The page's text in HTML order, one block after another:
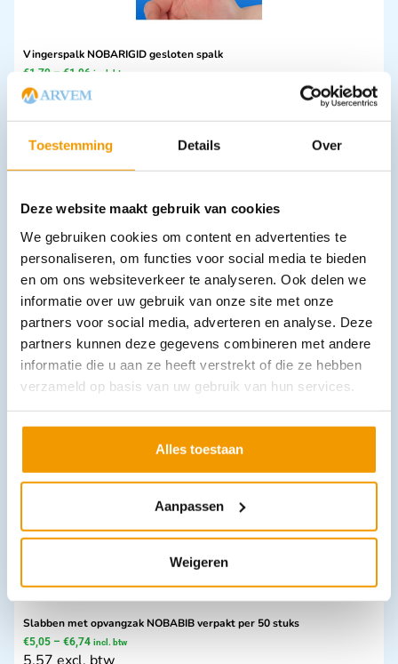
Toestemming Details Over
Deze website maakt gebruik van cookies
We gebruiken cookies om content en advertenties te
personaliseren, om functies voor social media te bieden
en om ons websiteverkeer te analyseren. Ook delen we
informatie over uw gebruik van onze site met onze
partners voor social media, adverteren en analyse. Deze
partners kunnen deze gegevens combineren met andere
informatie die u aan ze heeft verstrekt of die ze hebben
verzameld op basis van uw gebruik van hun services.
Alles toestaan
Aanpassen
Weigeren
Vingerspalk NOBARIGID gesloten spalk
€1,79 – €1,96 incl. btw
1.48 excl. btw
Opties bekijken
Leverbaar
Massage olie Chemotherm
19,30 € 192,39
15.95 excl. btw
Slabben met opvangzak NOBABIB verpakt per 50 stuks
€5,05 – €6,74 incl. btw